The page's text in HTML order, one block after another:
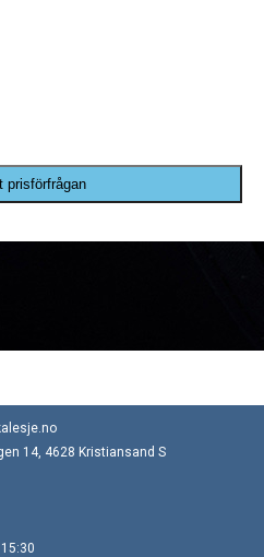
prisförfrågan
14, 4628 Kristiansand S